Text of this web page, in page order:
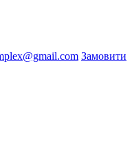
Замовити